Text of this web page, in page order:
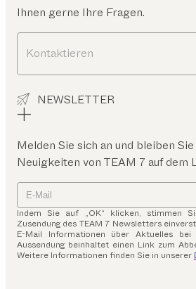
Ihnen gerne Ihre Fragen.
Kontaktieren
NEWSLETTER
Melden Sie sich an und bleiben
Neuigkeiten von TEAM 7 auf dem
Indem Sie auf „OK“ klicken, stimmen
Zusendung des TEAM 7 Newsletters
E-Mail Informationen über Aktuelles
Aussendung beinhaltet einen Link zum
Weitere Informationen finden Sie in unserer